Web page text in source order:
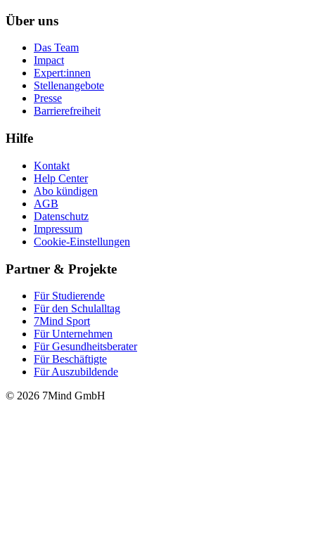
Über uns
Das Team
Impact
Expert:innen
Stellenangebote
Presse
Barrierefreiheit
Hilfe
Kontakt
Help Center
Abo kündigen
AGB
Datenschutz
Impressum
Cookie-Einstellungen
Partner & Projekte
Für Stu­die­rende
Für den Schulalltag
7Mind Sport
Für Unter­neh­men
Für Gesund­heits­be­ra­ter
Für Beschäftigte
Für Auszubildende
© 2026 7Mind GmbH